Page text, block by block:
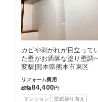
カビや剥がれが目立って
た壁がお洒落な塗り壁調
変貌|熊本県熊本市東区
リフォーム費用
総額84,400円
マンション
壁紙張り替え